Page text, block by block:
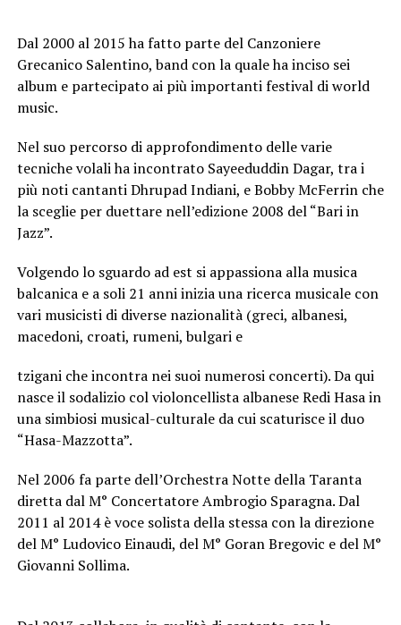
Dal 2000 al 2015 ha fatto parte del Canzoniere
Grecanico Salentino, band con la quale ha inciso sei
album e partecipato ai più importanti festival di world
music.
Nel suo percorso di approfondimento delle varie
tecniche volali ha incontrato Sayeeduddin Dagar, tra i
più noti cantanti Dhrupad Indiani, e Bobby McFerrin che
la sceglie per duettare nell’edizione 2008 del “Bari in
Jazz”.
Volgendo lo sguardo ad est si appassiona alla musica
balcanica e a soli 21 anni inizia una ricerca musicale con
vari musicisti di diverse nazionalità (greci, albanesi,
macedoni, croati, rumeni, bulgari e
tzigani che incontra nei suoi numerosi concerti). Da qui
nasce il sodalizio col violoncellista albanese Redi Hasa in
una simbiosi musical-culturale da cui scaturisce il duo
“Hasa-Mazzotta”.
Nel 2006 fa parte dell’Orchestra Notte della Taranta
diretta dal M° Concertatore Ambrogio Sparagna. Dal
2011 al 2014 è voce solista della stessa con la direzione
del M° Ludovico Einaudi, del M° Goran Bregovic e del M°
Giovanni Sollima.